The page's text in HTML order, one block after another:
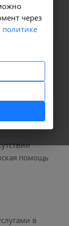
матки,
России, у
помощь
помощь
в
через
политике